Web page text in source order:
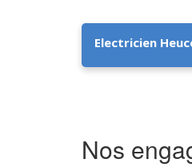
Electricien
Nos